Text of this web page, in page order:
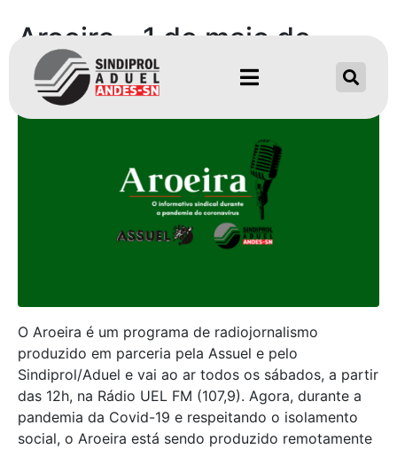
Aroeira – 1 de maio de
2021
O Aroeira é um programa de radiojornalismo
produzido em parceria pela Assuel e pelo
Sindiprol/Aduel e vai ao ar todos os sábados, a partir
das 12h, na Rádio UEL FM (107,9). Agora, durante a
pandemia da Covid-19 e respeitando o isolamento
social, o Aroeira está sendo produzido remotamente